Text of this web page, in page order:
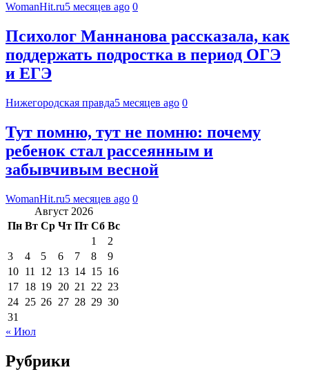
WomanHit.ru5 месяцев ago 0
Психолог Маннанова рассказала, как
поддержать подростка в период ОГЭ
и ЕГЭ
Нижегородская правда5 месяцев ago 0
Тут помню, тут не помню: почему
ребенок стал рассеянным и
забывчивым весной
WomanHit.ru5 месяцев ago 0
Август 2026
Пн Вт Ср Чт Пт Сб Вс
1
2
3
4 5 6 7 8
9
10 11 12 13 14 15 16
17 18 19 20 21 22 23
24 25 26 27 28 29 30
31
« Июл
Рубрики